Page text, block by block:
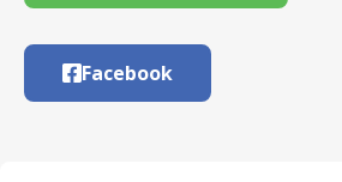
Facebook